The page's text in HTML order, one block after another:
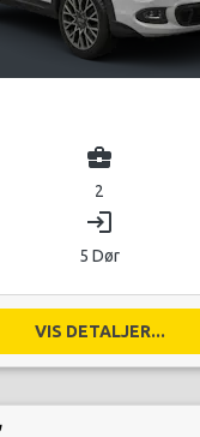
business_center
2
login
5 Dør
VIS DETALJER...